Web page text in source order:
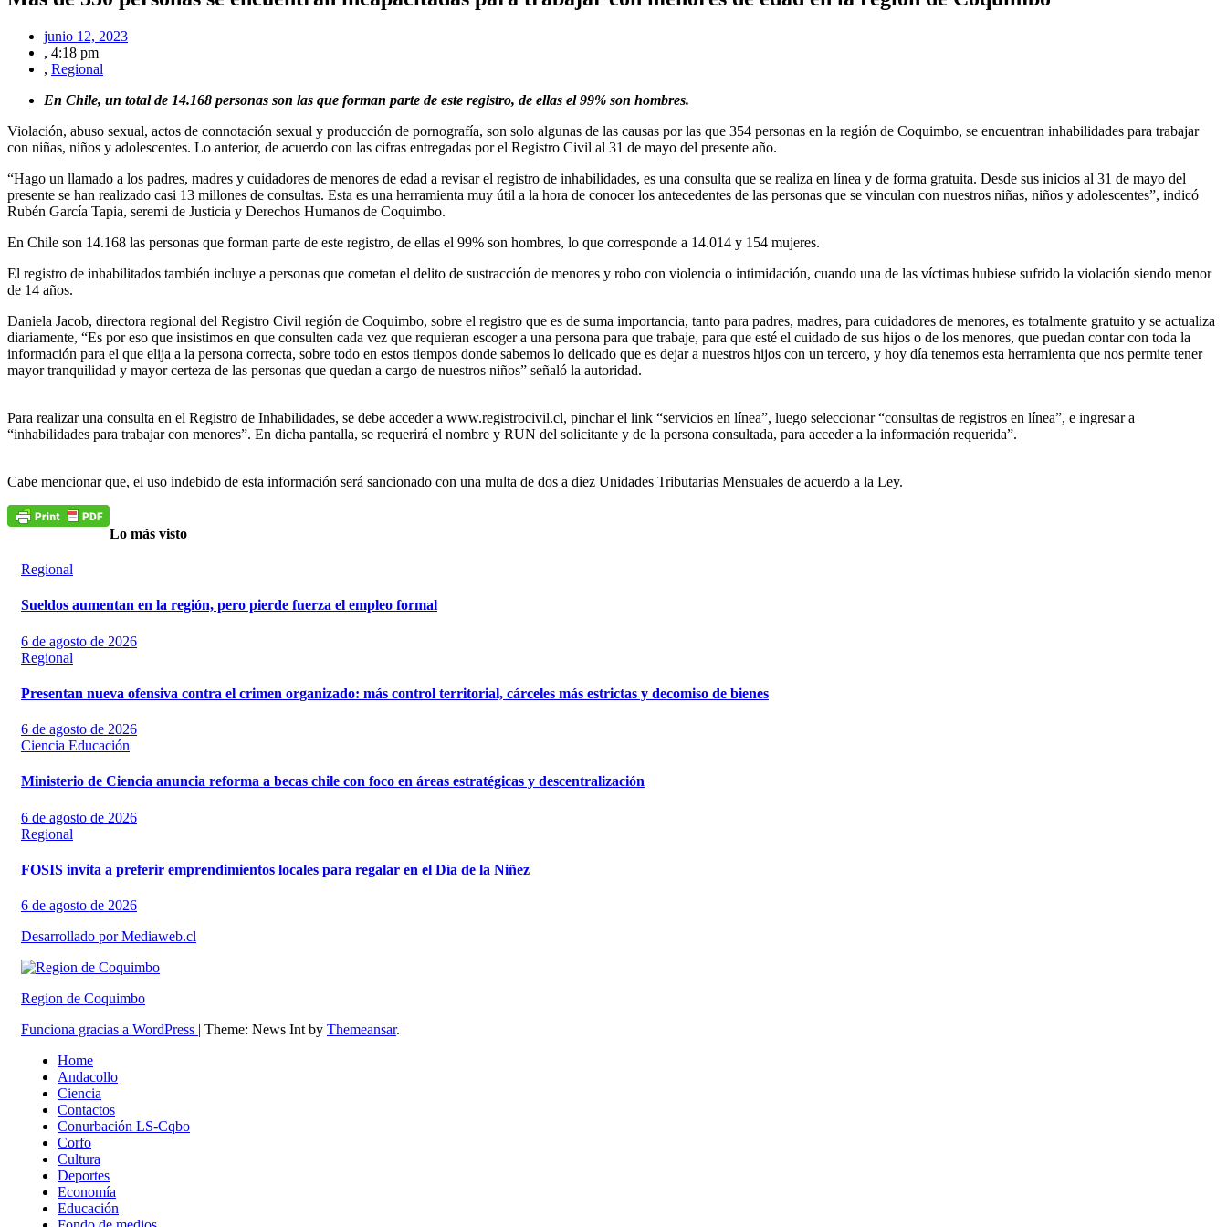
junio 12, 2023
, 4:18 pm
, Regional
En Chile, un total de 14.168 personas son las que forman parte de este registro, de ellas el 99% son hombres.
Violación, abuso sexual, actos de connotación sexual y producción de pornografía, son solo algunas de las causas por las que 354 personas en la región de Coquimbo, se encuentran inhabilidades para trabajar
con niñas, niños y adolescentes. Lo anterior, de acuerdo con las cifras entregadas por el Registro Civil al 31 de mayo del presente año.
“Hago un llamado a los padres, madres y cuidadores de menores de edad a revisar el registro de inhabilidades, es una consulta que se realiza en línea y de forma gratuita. Desde sus inicios al 31 de mayo del
presente se han realizado casi 13 millones de consultas. Esta es una herramienta muy útil a la hora de conocer los antecedentes de las personas que se vinculan con nuestros niñas, niños y adolescentes”, indicó
Rubén García Tapia, seremi de Justicia y Derechos Humanos de Coquimbo.
En Chile son 14.168 las personas que forman parte de este registro, de ellas el 99% son hombres, lo que corresponde a 14.014 y 154 mujeres.
El registro de inhabilitados también incluye a personas que cometan el delito de sustracción de menores y robo con violencia o intimidación, cuando una de las víctimas hubiese sufrido la violación siendo menor
de 14 años.
Daniela Jacob, directora regional del Registro Civil región de Coquimbo, sobre el registro que es de suma importancia, tanto para padres, madres, para cuidadores de menores, es totalmente gratuito y se actualiza
diariamente, “Es por eso que insistimos en que consulten cada vez que requieran escoger a una persona para que trabaje, para que esté el cuidado de sus hijos o de los menores, que puedan contar con toda la
información para el que elija a la persona correcta, sobre todo en estos tiempos donde sabemos lo delicado que es dejar a nuestros hijos con un tercero, y hoy día tenemos esta herramienta que nos permite tener
mayor tranquilidad y mayor certeza de las personas que quedan a cargo de nuestros niños” señaló la autoridad.
Para realizar una consulta en el Registro de Inhabilidades, se debe acceder a www.registrocivil.cl, pinchar el link “servicios en línea”, luego seleccionar “consultas de registros en línea”, e ingresar a
“inhabilidades para trabajar con menores”. En dicha pantalla, se requerirá el nombre y RUN del solicitante y de la persona consultada, para acceder a la información requerida”.
Cabe mencionar que, el uso indebido de esta información será sancionado con una multa de dos a diez Unidades Tributarias Mensuales de acuerdo a la Ley.
Lo más visto
Regional
Sueldos aumentan en la región, pero pierde fuerza el empleo formal
6 de agosto de 2026
Regional
Presentan nueva ofensiva contra el crimen organizado: más control territorial, cárceles más estrictas y decomiso de bienes
6 de agosto de 2026
Ciencia Educación
Ministerio de Ciencia anuncia reforma a becas chile con foco en áreas estratégicas y descentralización
6 de agosto de 2026
Regional
FOSIS invita a preferir emprendimientos locales para regalar en el Día de la Niñez
6 de agosto de 2026
Desarrollado por Mediaweb.cl
Region de Coquimbo
Funciona gracias a WordPress | Theme: News Int by Themeansar.
Home
Andacollo
Ciencia
Contactos
Conurbación LS-Cqbo
Corfo
Cultura
Deportes
Economía
Educación